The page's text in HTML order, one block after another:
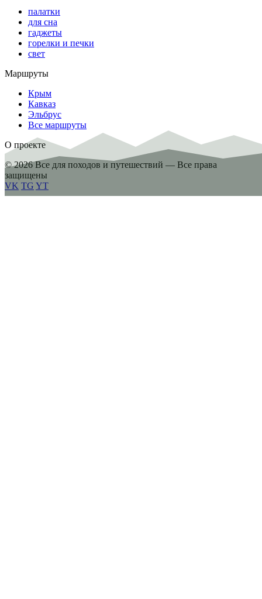
палатки
для сна
гаджеты
горелки и печки
свет
Маршруты
Крым
Кавказ
Эльбрус
Все маршруты
О проекте
© 2026 Все для походов и путешествий — Все права
защищены
VK TG YT